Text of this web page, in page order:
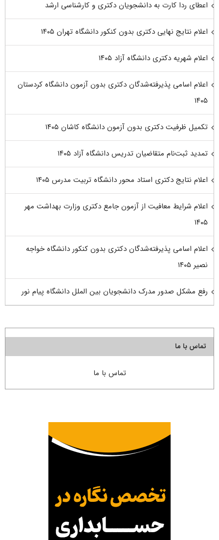
اعطای ردا کارت به دانشجویان دکتری و کارشناسی ارشد
اعلام نتایج نهایی دکتری بدون کنکور دانشگاه تهران ۱۴۰۵
اعلام شهریه دکتری دانشگاه آزاد ۱۴۰۵
اعلام اسامی پذیرفته‌شدگان دکتری بدون آزمون دانشگاه کردستان
۱۴۰۵
تکمیل ظرفیت دکتری بدون آزمون دانشگاه کاشان ۱۴۰۵
تمدید ثبت‌نام متقاضیان تدریس دانشگاه آزاد ۱۴۰۵
اعلام نتایج دکتری استاد محور دانشگاه تربیت مدرس ۱۴۰۵
اعلام شرایط معافیت از آزمون جامع دکتری وزارت بهداشت مهر
۱۴۰۵
اعلام اسامی پذیرفته‌شدگان دکتری بدون کنکور دانشگاه خواجه
نصیر ۱۴۰۵
رفع مشکل صدور مدرک دانشجویان بین الملل دانشگاه پیام نور
تماس با ما
تماس با ما